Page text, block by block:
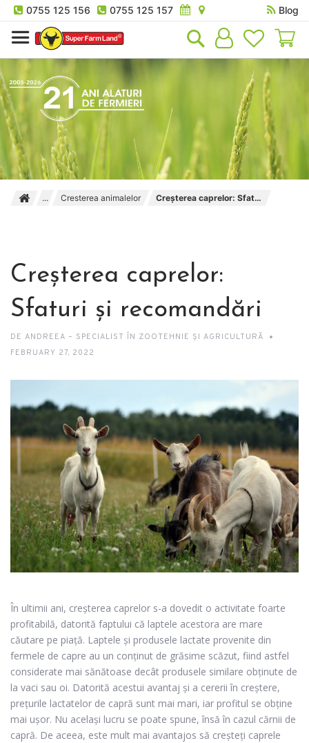
0755 125 156 0755 125 157
Blog
Cresterea animalelor Creșterea caprelor: Sfaturi și recomandări
Creșterea caprelor:
Sfaturi și recomandări
DE ANDREEA – SPECIALIST ÎN ZOOTEHNIE ȘI AGRICULTURĂ
FEBRUARY 27, 2022
În ultimii ani, creșterea caprelor s-a dovedit o activitate foarte
profitabilă, datorită faptului că laptele acestora are mare
căutare pe piață. Laptele și produsele lactate provenite din
fermele de capre au un conținut de grăsime scăzut, fiind astfel
considerate mai sănătoase decât produsele similare obținute de
la vaci sau oi. Datorită acestui avantaj și a cererii în creștere,
prețurile lactatelor de capră sunt mai mari, iar profitul se obține
mai ușor. Nu același lucru se poate spune, însă în cazul cărnii de
capră. De aceea, este mult mai avantajos să creșteți caprele